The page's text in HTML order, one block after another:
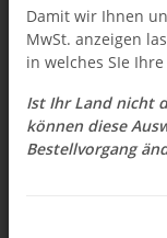
Sofort verfügbar
abweichend)
Damit wir Ihnen
MwSt. anzeigen
in welches SIe
Ist Ihr Land nicht
können diese
Bestellvorgang